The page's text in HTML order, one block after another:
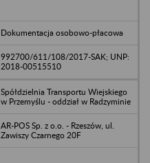
Dokumentacja osobowo-płacowa
992700/611/108/2017-SAK; UNP:
2018-00515510
Spółdzielnia Transportu Wiejskiego
w Przemyślu - oddział w Radzyminie
AR-POS Sp. z o.o. - Rzeszów, ul.
Zawiszy Czarnego 20F